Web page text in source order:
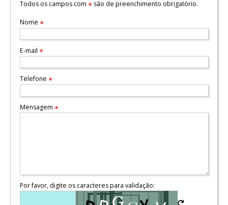
Todos os campos com *são de preenchimento obrigatório.
Nome *
E-mail *
Telefone *
Mensagem *
Por favor, digite os caracteres para validação: